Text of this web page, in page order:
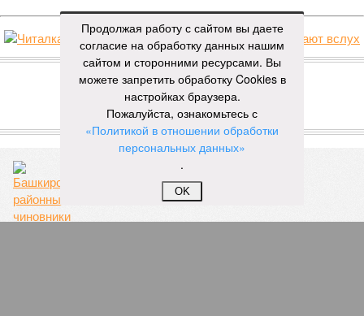
НОВОСТИ ПАРТНЕРОВ
Новости smi2.ru
ЕЩЕ ИЗ РАЗДЕЛА «ОБЩЕСТВО»
Продолжая работу с сайтом вы даете
согласие на обработку данных нашим
сайтом и сторонними ресурсами. Вы
можете запретить обработку Cookies в
настройках браузера.
Пожалуйста, ознакомьтесь с
«Политикой в отношении обработки
персональных данных»
.
OK